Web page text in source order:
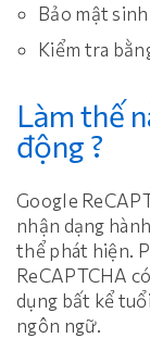
Bảo mật
Kiểm tra
Làm thế
động ?
Google
nhận dạng
thể phát hiện.
ReCAPTCHA
dụng bất kể
ngôn ngữ.